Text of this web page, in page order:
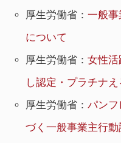
厚生労働省：一般
について
厚生労働省：女性
し認定・プラチナえ
厚生労働省：パンフ
づく一般事業主行動